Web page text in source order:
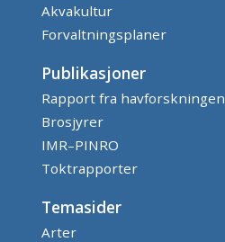
Akvakultur
Forvaltningsplaner
Publikasjoner
Rapport fra havforskningen
Brosjyrer
IMR–PINRO
Toktrapporter
Temasider
Arter